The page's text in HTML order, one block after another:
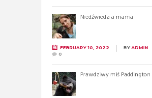
Niedźwiedzia mama
FEBRUARY 10, 2022 BYADMIN
0
Prawdziwy miś Paddington